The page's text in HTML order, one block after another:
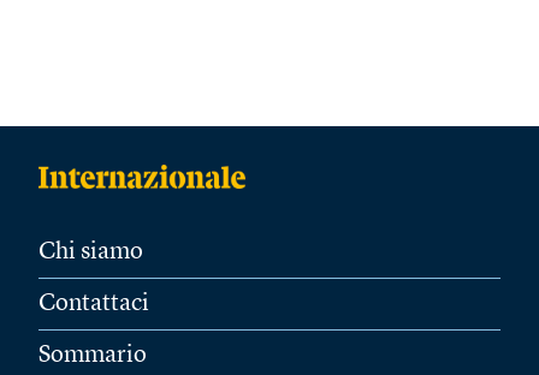
Chi siamo
Contattaci
Sommario